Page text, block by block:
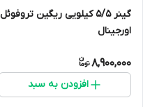
گینر ۵/۵ کیلویی ریگین تروفوئل
اورجینال
8,900,000
افزودن به سبد